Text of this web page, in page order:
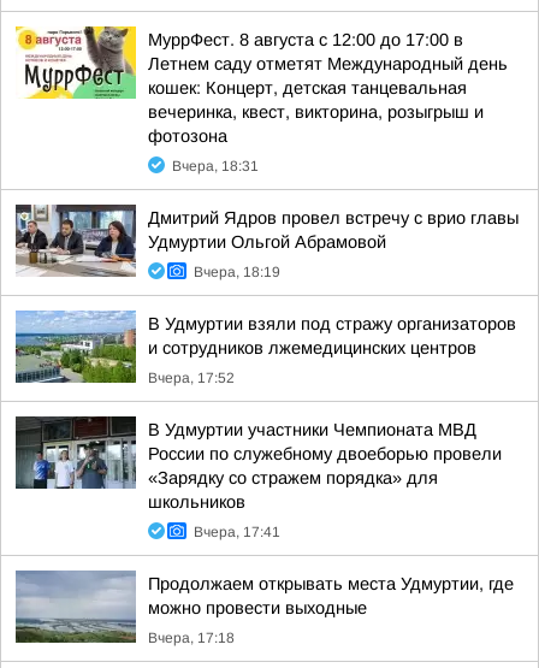
МуррФест. 8 августа с 12:00 до 17:00 в
Летнем саду отметят Международный день
кошек: Концерт, детская танцевальная
вечеринка, квест, викторина, розыгрыш и
фотозона
Вчера, 18:31
Дмитрий Ядров провел встречу с врио главы
Удмуртии Ольгой Абрамовой
Вчера, 18:19
В Удмуртии взяли под стражу организаторов
и сотрудников лжемедицинских центров
Вчера, 17:52
В Удмуртии участники Чемпионата МВД
России по служебному двоеборью провели
«Зарядку со стражем порядка» для
школьников
Вчера, 17:41
Продолжаем открывать места Удмуртии, где
можно провести выходные
Вчера, 17:18